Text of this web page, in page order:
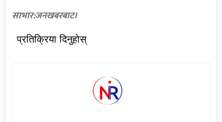
साभार:जनखबरबाट।
प्रतिक्रिया दिनुहोस्